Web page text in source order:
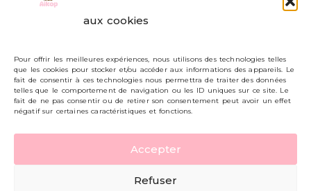
aux cookies
Pour offrir les meilleures expériences, nous utilisons des technologies telles
que les cookies pour stocker et/ou accéder aux informations des appareils. Le
fait de consentir à ces technologies nous permettra de traiter des données
telles que le comportement de navigation ou les ID uniques sur ce site. Le
fait de ne pas consentir ou de retirer son consentement peut avoir un effet
négatif sur certaines caractéristiques et fonctions.
Accepter
Refuser
Livraisons et retours
Mon compte
Carte cadeau
Politique de confidentialité
Mentions légales - CGV